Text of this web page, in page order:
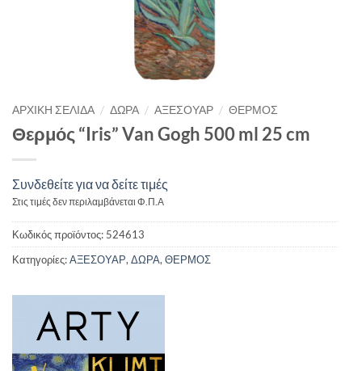
ΑΡΧΙΚΉ ΣΕΛΊΔΑ / ΔΩΡΑ / ΑΞΕΣΟΥΑΡ / ΘΕΡΜΟΣ
Θερμός “Iris” Van Gogh 500 ml 25 cm
Συνδεθείτε για να δείτε τιμές
Στις τιμές δεν περιλαμβάνεται Φ.Π.Α
Κωδικός προϊόντος: 524613
Κατηγορίες:ΑΞΕΣΟΥΑΡ,ΔΩΡΑ,ΘΕΡΜΟΣ